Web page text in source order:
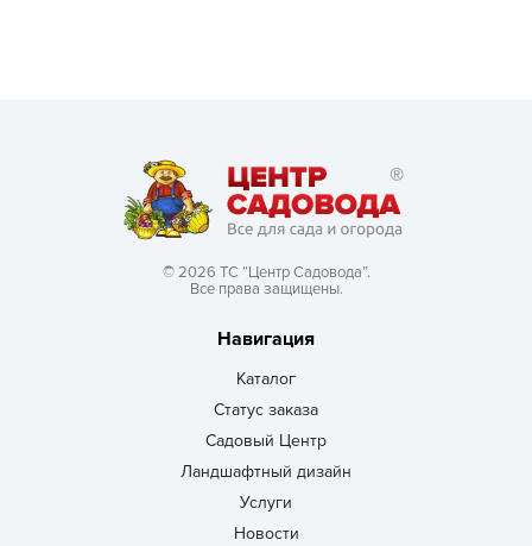
© 2026 ТС “Центр Садовода”.
Все права защищены.
Навигация
Каталог
Статус заказа
Садовый Центр
Ландшафтный дизайн
Услуги
Новости